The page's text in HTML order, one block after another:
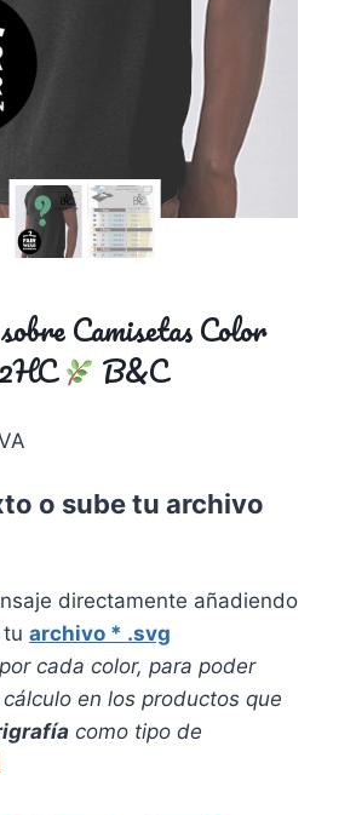
Camisetas Color
B&C
o sube tu archivo
directamente añadiendo
archivo * .svg
cada color, para poder
en los productos que
como tipo de